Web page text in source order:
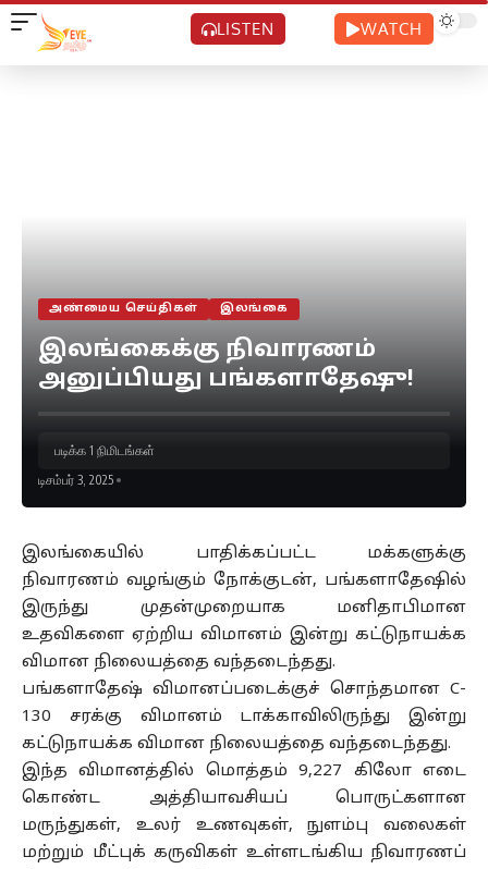
LISTEN WATCH
அண்மைய செய்திகள் இலங்கை
இலங்கைக்கு நிவாரணம்
அனுப்பியது பங்களாதேஷு!
டிசம்பர் 3, 2025
படிக்க 1 நிமிடங்கள்
இலங்கையில் பாதிக்கப்பட்ட மக்களுக்கு
நிவாரணம் வழங்கும் நோக்குடன், பங்களாதேஷில்
இருந்து முதன்முறையாக மனிதாபிமான
உதவிகளை ஏற்றிய விமானம் இன்று கட்டுநாயக்க
விமான நிலையத்தை வந்தடைந்தது.
பங்களாதேஷ் விமானப்படைக்குச் சொந்தமான C-
130 சரக்கு விமானம் டாக்காவிலிருந்து இன்று
கட்டுநாயக்க விமான நிலையத்தை வந்தடைந்தது.
இந்த விமானத்தில் மொத்தம் 9,227 கிலோ எடை
கொண்ட அத்தியாவசியப் பொருட்களான
மருந்துகள், உலர் உணவுகள், நுளம்பு வலைகள்
மற்றும் மீட்புக் கருவிகள் உள்ளடங்கிய நிவாரணப்